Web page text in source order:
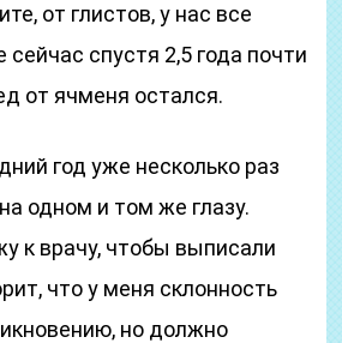
от глистов, у нас все
спустя 2,5 года почти
от ячменя остался.
год уже несколько раз
одном и том же глазу.
к врачу, чтобы выписали
что у меня склонность
но должно